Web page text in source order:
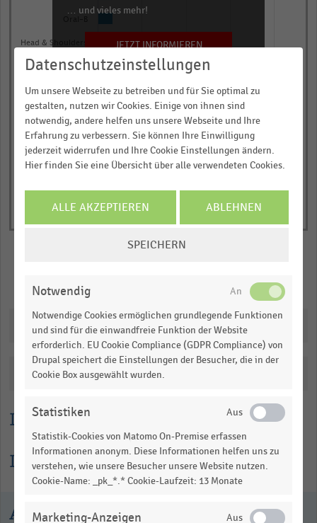
Lesehilfe
Informationen zur Statistik
Y
axis
Markenwert
in
Milliarden
US-
Dollar.
table.
Markenwert in Milliarden US-Dollar
Head & Shoulders
0,00 0,25 0,50
© Handelsdaten 2026
End
interactive
chart
… und vieles mehr!
JETZT INFORMIEREN
Downloads
Katalogisierung
Ausgewählte Statistiken
Datenschutzeinstellungen
Um unsere Webseite zu betreiben und für Sie optimal zu
gestalten, nutzen wir Cookies. Einige von ihnen sind
notwendig, andere helfen uns unsere Webseite und Ihre
Erfahrung zu verbessern. Sie können Ihre Einwilligung
jederzeit widerrufen und Ihre Cookie Einstellungen ändern.
Hier finden Sie eine Übersicht über alle verwendeten Cookies.
ALLE AKZEPTIEREN ABLEHNEN
SPEICHERN
Notwendig
Notwendige Cookies ermöglichen grundlegende Funktionen
und sind für die einwandfreie Funktion der Website
erforderlich. EU Cookie Compliance (GDPR Compliance) von
Drupal speichert die Einstellungen der Besucher, die in der
Cookie Box ausgewählt wurden.
Statistiken
Statistik-Cookies von Matomo On-Premise erfassen
Informationen anonym. Diese Informationen helfen uns zu
verstehen, wie unsere Besucher unsere Website nutzen.
Cookie-Name: _pk_*.* Cookie-Laufzeit: 13 Monate
Marketing-Anzeigen